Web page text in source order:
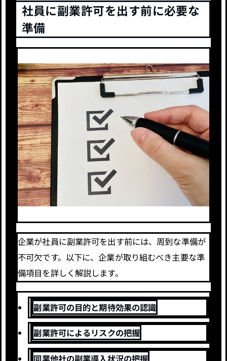
社員に副業許可を出す前に必要な
準備
企業が社員に副業許可を出す前には、周到な準備が
不可欠です。以下に、企業が取り組むべき主要な準
備項目を詳しく解説します。
副業許可の目的と期待効果の認識
副業許可によるリスクの把握
同業他社の副業導入状況の把握